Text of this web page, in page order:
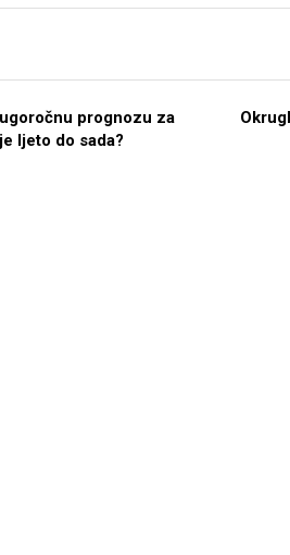
prognozu za
ljeto do sada?